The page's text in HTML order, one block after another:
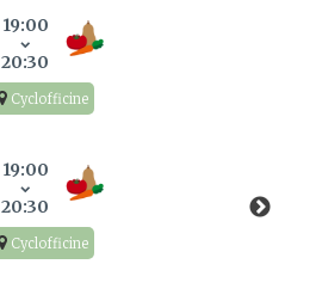
19:00
20:30
Cyclofficine
19:00
20:30
Cyclofficine